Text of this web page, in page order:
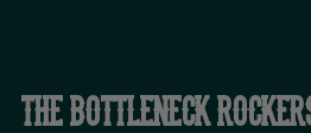
THE BOTTLENECK